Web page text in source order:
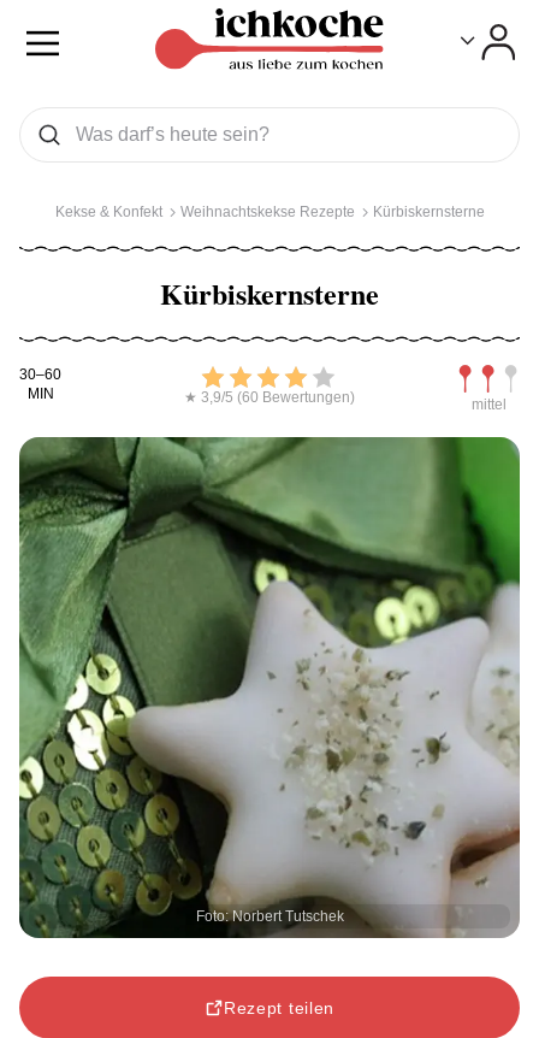
Was wollen Sie suchen
Suchen
Kekse & Konfekt Weihnachtskekse Rezepte Kürbiskernsterne
Kürbiskernsterne
Kochdauer
30–60
MIN
Bewerten
★ 3,9/5 (60 Bewertungen) mittel
Foto: Norbert Tutschek
Rezept teilen